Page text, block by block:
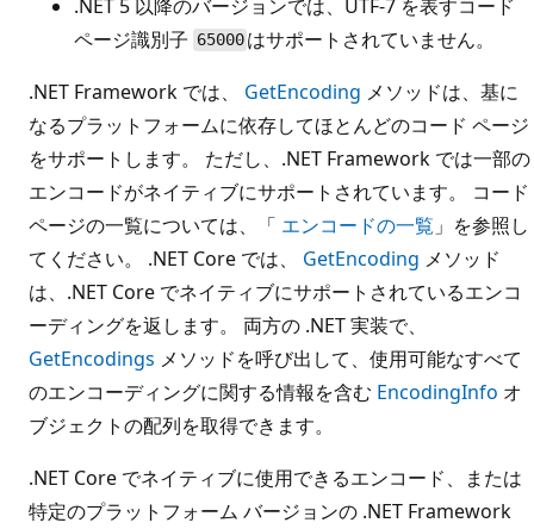
.NET 5 以降のバージョンでは、UTF-7 を表すコード
ページ識別子 65000 はサポートされていません。
.NET Framework では、 GetEncoding メソッドは、基に
なるプラットフォームに依存してほとんどのコード ページ
をサポートします。 ただし、.NET Framework では一部の
エンコードがネイティブにサポートされています。 コード
ページの一覧については、「 エンコードの一覧 」を参照し
てください。 .NET Core では、 GetEncoding メソッド
は、.NET Core でネイティブにサポートされているエンコ
ーディングを返します。 両方の .NET 実装で、
GetEncodings メソッドを呼び出して、使用可能なすべて
のエンコーディングに関する情報を含む EncodingInfo オ
ブジェクトの配列を取得できます。
.NET Core でネイティブに使用できるエンコード、または
特定のプラットフォーム バージョンの .NET Framework